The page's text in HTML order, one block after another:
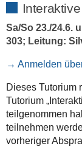
Sa/So 23./24.6.
303; Leitung:
→ Anmelden
Dieses Tutorium
Tutorium
teilgenommen
teilnehmen
vorheriger